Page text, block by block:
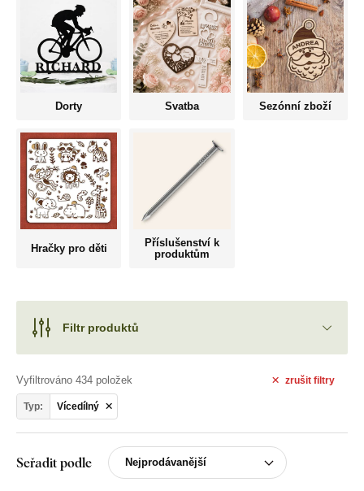
Dorty Svatba Sezónní zboží
Hračky pro děti
Příslušenství k
produktům
Filtr produktů
zrušit filtry
Vyfiltrováno 434 položek
Typ: Vícedílný
Seřadit podle